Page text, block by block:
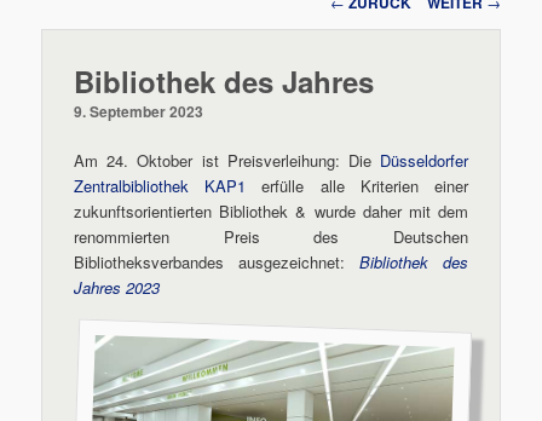
Navigation
Bibliothek des Jahres
9. September 2023
Am 24. Oktober ist Preisverleihung: Die Düsseldorfer
Zentralbibliothek KAP1
erfülle alle Kriterien einer
zukunftsorientierten Bibliothek & wurde daher mit dem
renommierten Preis des Deutschen
Bibliotheksverbandes ausgezeichnet: Bibliothek des
Jahres 2023